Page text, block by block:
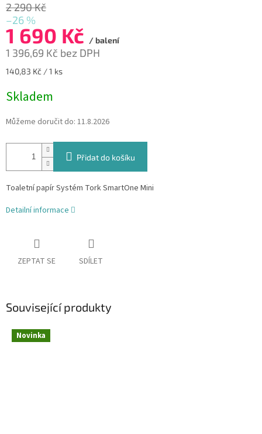
2 290 Kč
–26 %
1 690 Kč / balení
1 396,69 Kč bez DPH
Měrná
140,83 Kč / 1 ks
Skladem
Můžeme doručit do: 11.8.2026
Přidat do košíku
Toaletní papír Systém Tork SmartOne Mini
Detailní informace
ZEPTAT SE SDÍLET
Související produkty
Novinka